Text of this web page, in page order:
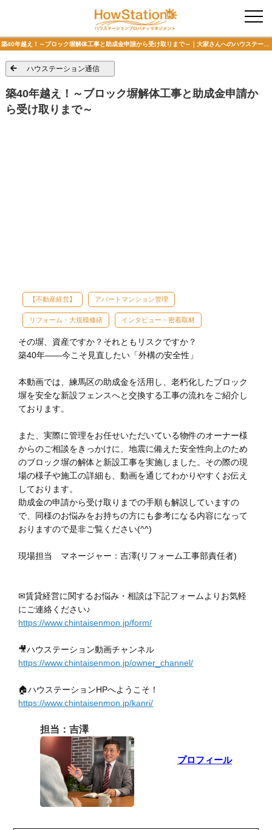
入居者様専用
ハウステーション通信
築40年越え！～ブロック塀解体工事と助成金申請か
ら受け取りまで～
【不動産経営】 アパートマンション管理
リフォーム・大規模修繕 インタビュー・密着取材
その塀、資産ですか？それともリスクですか？
築40年——今こそ見直したい「外構の安全性」
本動画では、練馬区の助成金を活用し、老朽化したブロック
塀を安全な新設フェンスへと交換する工事の流れをご紹介し
ております。
また、実際に管理をお任せいただいている物件のオーナー様
からのご相談をきっかけに、地震に備えた安全性向上のため
のブロック塀の解体と新設工事を実施しました。その際の現
場の様子や施工の詳細も、動画を通じてわかりやすくお伝え
しております。
助成金の申請から受け取りまでの手順も解説していますの
で、同様のお悩みをお持ちの方にも参考になる内容になって
おりますので是非ご覧ください(^^)
現場担当 マネージャー：吉澤(リフォーム工事部責任者)
✉賃貸経営に関するお悩み・相談は下記フォームよりお気軽
にご連絡ください♪
https://www.chintaisenmon.jp/form/
🎥ハウステーション動画チャンネル
https://www.chintaisenmon.jp/owner_channel/
🏠ハウステーションHPへようこそ！
https://www.chintaisenmon.jp/kanri/
担当：吉澤
プロフィール